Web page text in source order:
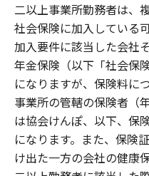
二以上事業所勤務者は、
社会保険に加入している
加入要件に該当した会社
年金保険（以下「社会保
になりますが、保険料に
事業所の管轄の保険者（
は協会けんぽ、以下、保
になります。また、保険
け出た一方の会社の健康